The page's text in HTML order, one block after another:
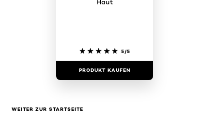
5/5
PRODUKT KAUFEN
WEITER ZUR STARTSEITE